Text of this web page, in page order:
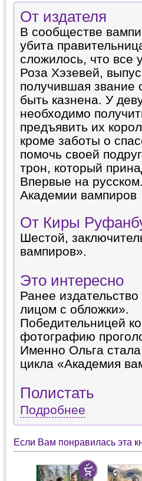
От издателя
В сообществе
убита
сложилось, что все
Роза Хэзевей,
получившая
быть казнена. У
необходимо
предъявить их
кроме заботы о
помочь своей
трон, который
Впервые на
Академии вампиров
От Киры
Шестой,
вампиров».
Это интересно
Ранее
лицом с обложки».
Победительницей
фотографию
Именно Ольга
цикла «Академия
Полистать
Подробнее
Если Вам понравилась эта